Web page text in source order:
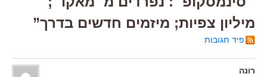
מיליון צפיות; מיזמים חדשים בדרך”
פיד תגובות
רונה